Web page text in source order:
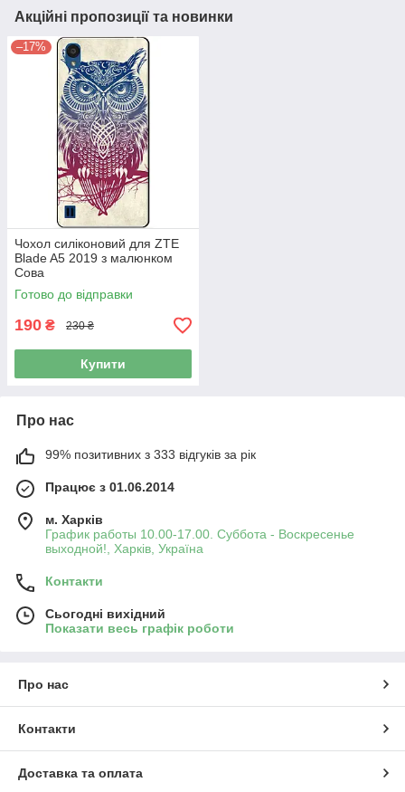
Акційні пропозиції та новинки
–17%
Чохол силіконовий для ZTE
Blade A5 2019 з малюнком
Сова
Готово до відправки
190 ₴ 230 ₴
Купити
Про нас
99% позитивних з 333 відгуків за рік
Працює з 01.06.2014
м. Харків
График работы 10.00-17.00. Суббота - Воскресенье
выходной!, Харків, Україна
Контакти
Сьогодні вихідний
Показати весь графік роботи
Про нас
Контакти
Доставка та оплата